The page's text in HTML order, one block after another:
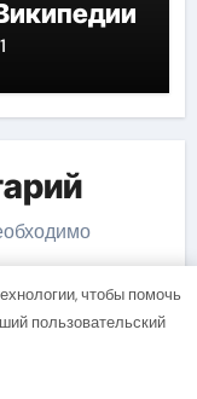
чтобы помочь
пользовательский